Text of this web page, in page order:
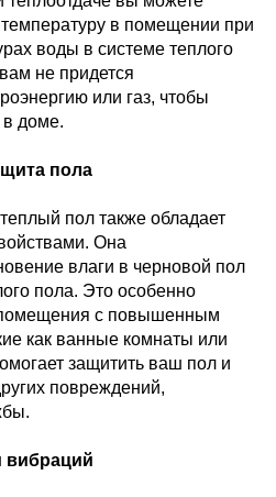
в помещении при
воды в системе теплого
не придется
или газ, чтобы
доме.
пола
пол также обладает
Она
влаги в черновой пол
пола. Это особенно
с повышенным
как ванные комнаты или
защитить ваш пол и
повреждений,
вибраций